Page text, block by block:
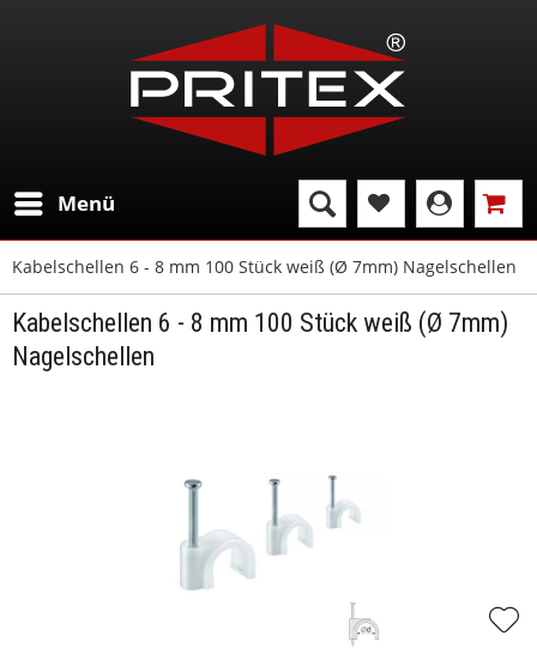
Menü
Kabelschellen 6 - 8 mm 100 Stück weiß (Ø 7mm) Nagelschellen
Kabelschellen 6 - 8 mm 100 Stück weiß (Ø 7mm)
Nagelschellen